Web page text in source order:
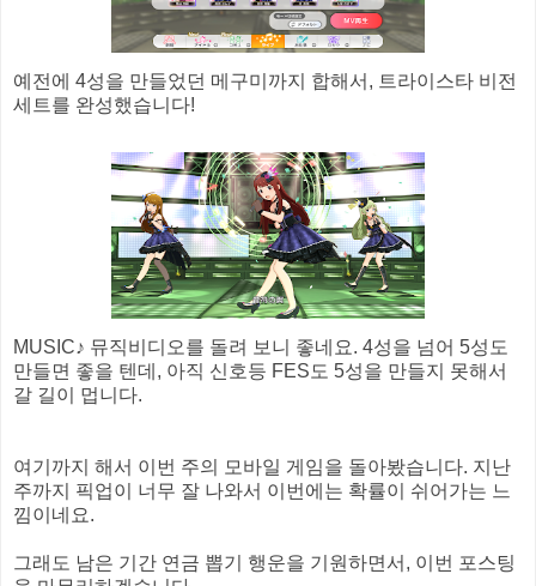
예전에 4성을 만들었던 메구미까지 합해서, 트라이스타 비전
세트를 완성했습니다!
MUSIC♪ 뮤직비디오를 돌려 보니 좋네요. 4성을 넘어 5성도
만들면 좋을 텐데, 아직 신호등 FES도 5성을 만들지 못해서
갈 길이 멉니다.
여기까지 해서 이번 주의 모바일 게임을 돌아봤습니다. 지난
주까지 픽업이 너무 잘 나와서 이번에는 확률이 쉬어가는 느
낌이네요.
그래도 남은 기간 연금 뽑기 행운을 기원하면서, 이번 포스팅